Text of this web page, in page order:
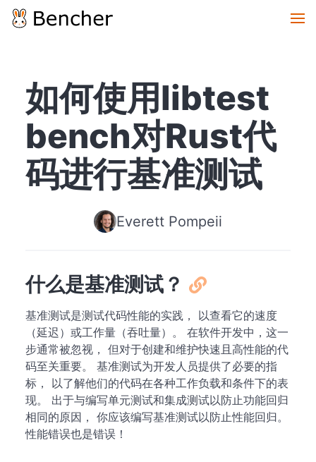
如何使用libtest
bench对Rust代
码进行基准测试
Everett Pompeii
什么是基准测试？
基准测试是测试代码性能的实践， 以查看它的速度
（延迟）或工作量（吞吐量）。 在软件开发中，这一
步通常被忽视， 但对于创建和维护快速且高性能的代
码至关重要。 基准测试为开发人员提供了必要的指
标， 以了解他们的代码在各种工作负载和条件下的表
现。 出于与编写单元测试和集成测试以防止功能回归
相同的原因， 你应该编写基准测试以防止性能回归。
性能错误也是错误！